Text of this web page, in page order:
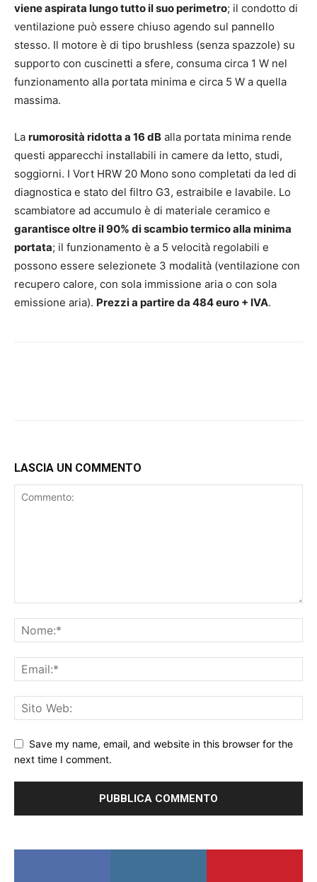
viene aspirata lungo tutto il suo perimetro; il condotto di
ventilazione può essere chiuso agendo sul pannello
stesso. Il motore è di tipo brushless (senza spazzole) su
supporto con cuscinetti a sfere, consuma circa 1 W nel
funzionamento alla portata minima e circa 5 W a quella
massima.
La rumorosità ridotta a 16 dB alla portata minima rende
questi apparecchi installabili in camere da letto, studi,
soggiorni. I Vort HRW 20 Mono sono completati da led di
diagnostica e stato del filtro G3, estraibile e lavabile. Lo
scambiatore ad accumulo è di materiale ceramico e
garantisce oltre il 90% di scambio termico alla minima
portata; il funzionamento è a 5 velocità regolabili e
possono essere selezionete 3 modalità (ventilazione con
recupero calore, con sola immissione aria o con sola
emissione aria). Prezzi a partire da 484 euro + IVA.
LASCIA UN COMMENTO
Save my name, email, and website in this browser for the
next time I comment.